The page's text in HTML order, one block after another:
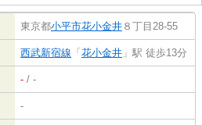
東京都小平市花小金井 ８丁目28-55
西武新宿線 「 花小金井 」駅 徒歩13分
- / -
-